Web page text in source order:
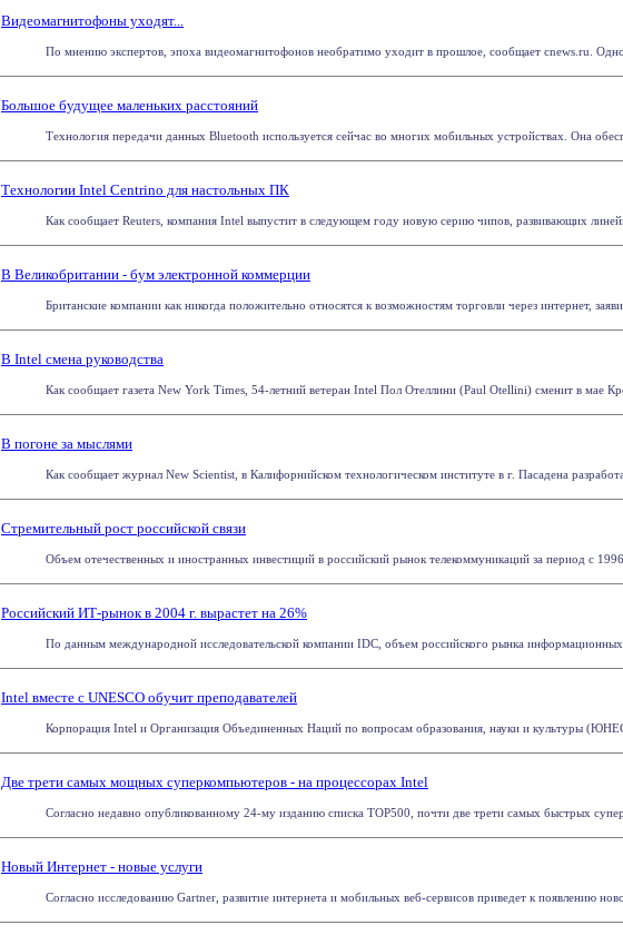
Видеомагнитофоны уходят...
По мнению экспертов, эпоха видеомагнитофонов необратимо уходит в прошлое, сообщает cnews.ru. Одно
Большое будущее маленьких расстояний
Технология передачи данных Bluetooth используется сейчас во многих мобильных устройствах. Она
Технологии Intel Centrino для настольных ПК
Как сообщает Reuters, компания Intel выпустит в следующем году новую серию чипов, развивающих
В Великобритании - бум электронной коммерции
Британские компании как никогда положительно относятся к возможностям торговли через интернет,
В Intel смена руководства
Как сообщает газета New York Times, 54-летний ветеран Intel Пол Отеллини (Paul Otellini) сменит в мае
В погоне за мыслями
Как сообщает журнал New Scientist, в Калифорнийском технологическом институте в г. Пасадена
Стремительный рост российской связи
Объем отечественных и иностранных инвестиций в российский рынок телекоммуникаций за период с
Российский ИТ-рынок в 2004 г. вырастет на 26%
По данным международной исследовательской компании IDC, объем российского рынка
Intel вместе с UNESCO обучит преподавателей
Корпорация Intel и Организация Объединенных Наций по вопросам образования, науки и культуры
Две трети самых мощных суперкомпьютеров - на процессорах Intel
Согласно недавно опубликованному 24-му изданию списка TOP500, почти две трети самых быстрых
Новый Интернет - новые услуги
Согласно исследованию Gartner, развитие интернета и мобильных веб-сервисов приведет к появлению